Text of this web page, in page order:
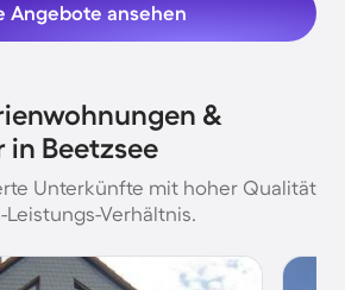
Angebote ansehen
&
in Beetzsee
Unterkünfte mit hoher Qualität
Verhältnis.